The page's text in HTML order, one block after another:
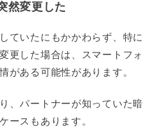
然変更した
ていたにもかかわらず、特に
更した場合は、スマートフォ
がある可能性があります。
、パートナーが知っていた暗
ースもあります。